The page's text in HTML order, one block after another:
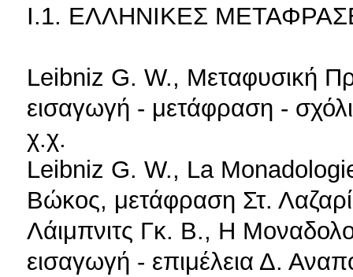
Ι.1. ΕΛΛΗΝΙΚΕΣ
Leibniz G. W., Μεταφυσική
εισαγωγή - μετάφραση -
χ.χ.
Leibniz G. W., La
Βώκος, μετάφραση Στ.
Λάιμπνιτς Γκ. Β., Η
εισαγωγή - επιμέλεια Δ.